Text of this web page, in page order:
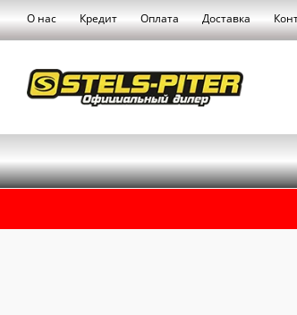
О нас Кредит Оплата Доставка